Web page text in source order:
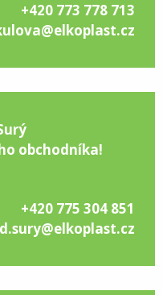
+420 773 778 713
obchodníka!
+420 775 304 851